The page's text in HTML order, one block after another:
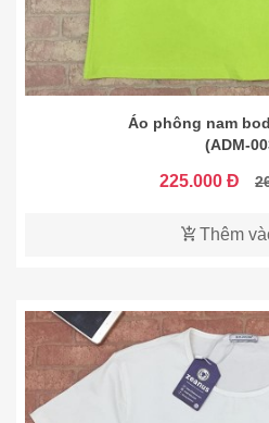
Áo phông nam
(ADM-
225.000 Đ
Thêm